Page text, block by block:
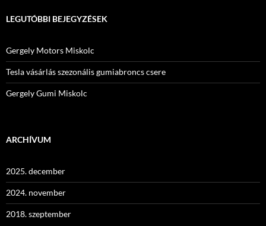
LEGUTÓBBI BEJEGYZÉSEK
Gergely Motors Miskolc
Tesla vásárlás szezonális gumiabroncs csere
Gergely Gumi Miskolc
ARCHÍVUM
2025. december
2024. november
2018. szeptember